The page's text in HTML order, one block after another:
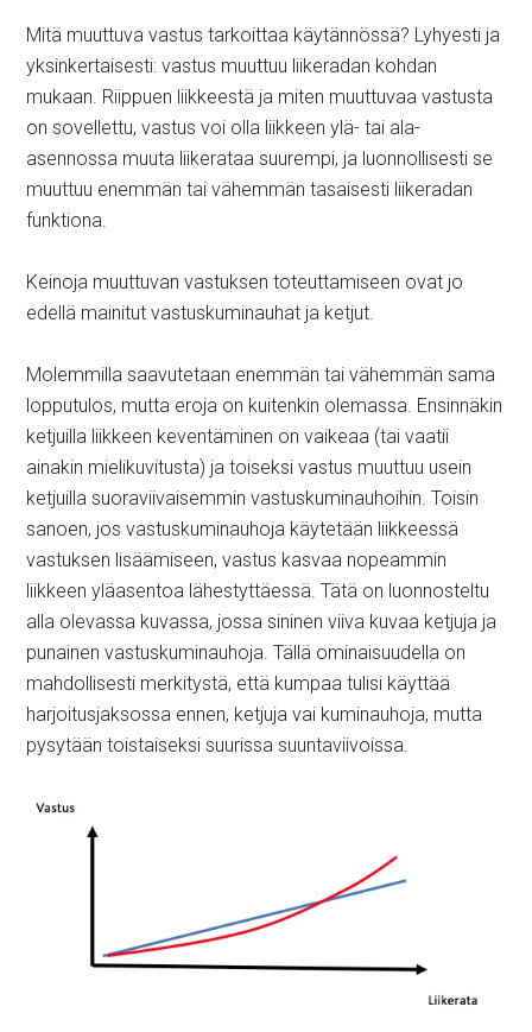
Mitä muuttuva vastus tarkoittaa käytännössä? Lyhyesti ja
yksinkertaisesti: vastus muuttuu liikeradan kohdan
mukaan. Riippuen liikkeestä ja miten muuttuvaa vastusta
on sovellettu, vastus voi olla liikkeen ylä- tai ala-
asennossa muuta liikerataa suurempi, ja luonnollisesti se
muuttuu enemmän tai vähemmän tasaisesti liikeradan
funktiona.
Keinoja muuttuvan vastuksen toteuttamiseen ovat jo
edellä mainitut vastuskuminauhat ja ketjut.
Molemmilla saavutetaan enemmän tai vähemmän sama
lopputulos, mutta eroja on kuitenkin olemassa. Ensinnäkin
ketjuilla liikkeen keventäminen on vaikeaa (tai vaatii
ainakin mielikuvitusta) ja toiseksi vastus muuttuu usein
ketjuilla suoraviivaisemmin vastuskuminauhoihin. Toisin
sanoen, jos vastuskuminauhoja käytetään liikkeessä
vastuksen lisäämiseen, vastus kasvaa nopeammin
liikkeen yläasentoa lähestyttäessä. Tätä on luonnosteltu
alla olevassa kuvassa, jossa sininen viiva kuvaa ketjuja ja
punainen vastuskuminauhoja. Tällä ominaisuudella on
mahdollisesti merkitystä, että kumpaa tulisi käyttää
harjoitusjaksossa ennen, ketjuja vai kuminauhoja, mutta
pysytään toistaiseksi suurissa suuntaviivoissa.